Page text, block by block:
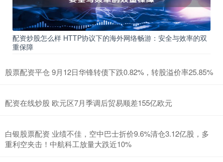
配资炒股怎么样 HTTP协议下的海外网络畅游：安全与效率的双
重保障
股票配资平仓 9月12日华锋转债下跌0.82%，转股溢价率25.85%
配资在线炒股 欧元区7月季调后贸易顺差155亿欧元
白银股票配资 业绩不佳，空中巴士折价9.6%清仓3.12亿股，多
重利空夹击！中航科工放量大跌近10%